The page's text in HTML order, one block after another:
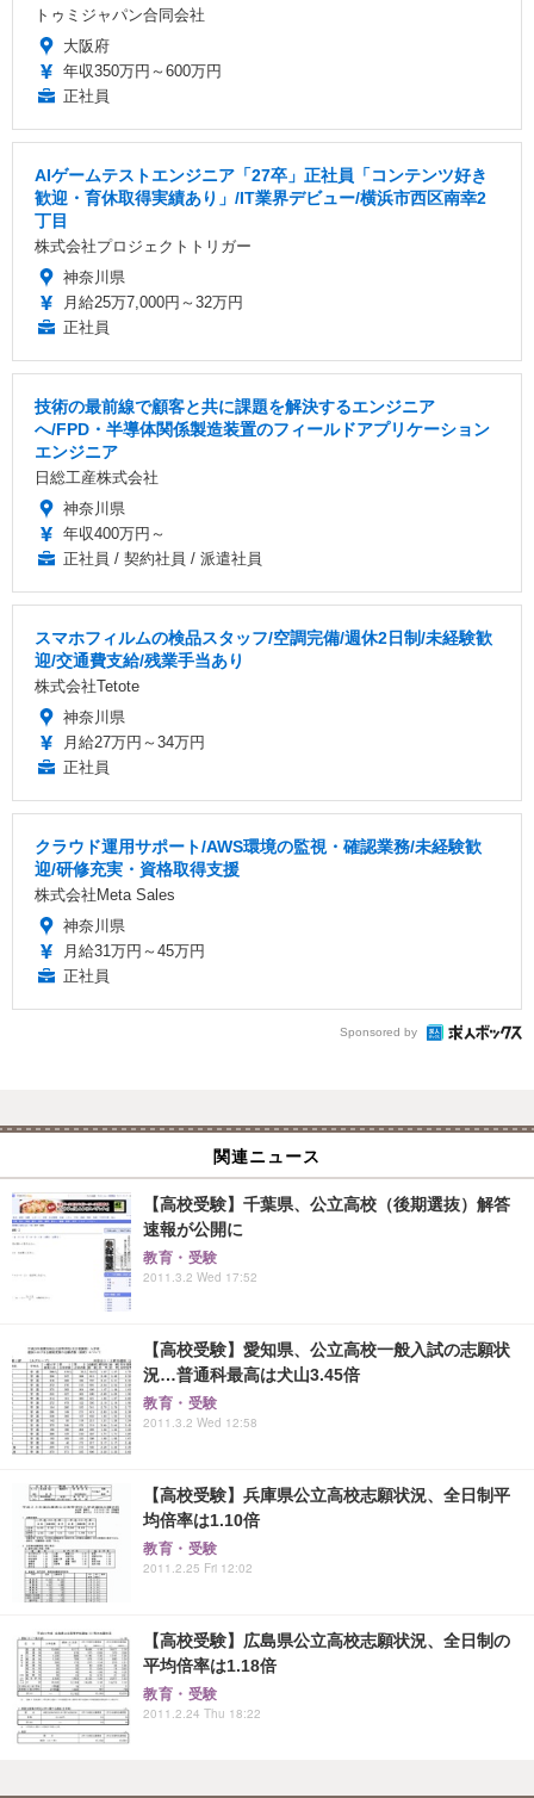
トゥミジャパン合同会社
大阪府
年収350万円～600万円
正社員
AIゲームテストエンジニア「27卒」正社員「コンテンツ好き
歓迎・育休取得実績あり」/IT業界デビュー/横浜市西区南幸2
丁目
株式会社プロジェクトトリガー
神奈川県
月給25万7,000円～32万円
正社員
技術の最前線で顧客と共に課題を解決するエンジニア
へ/FPD・半導体関係製造装置のフィールドアプリケーション
エンジニア
日総工産株式会社
神奈川県
年収400万円～
正社員 / 契約社員 / 派遣社員
スマホフィルムの検品スタッフ/空調完備/週休2日制/未経験歓
迎/交通費支給/残業手当あり
株式会社Tetote
神奈川県
月給27万円～34万円
正社員
クラウド運用サポート/AWS環境の監視・確認業務/未経験歓
迎/研修充実・資格取得支援
株式会社Meta Sales
神奈川県
月給31万円～45万円
正社員
Sponsored by
関連ニュース
【高校受験】千葉県、公立高校（後期選抜）解答
速報が公開に
教育・受験
2011.3.2 Wed 17:52
【高校受験】愛知県、公立高校一般入試の志願状
況…普通科最高は犬山3.45倍
教育・受験
2011.3.2 Wed 12:58
【高校受験】兵庫県公立高校志願状況、全日制平
均倍率は1.10倍
教育・受験
2011.2.25 Fri 12:02
【高校受験】広島県公立高校志願状況、全日制の
平均倍率は1.18倍
教育・受験
2011.2.24 Thu 18:22